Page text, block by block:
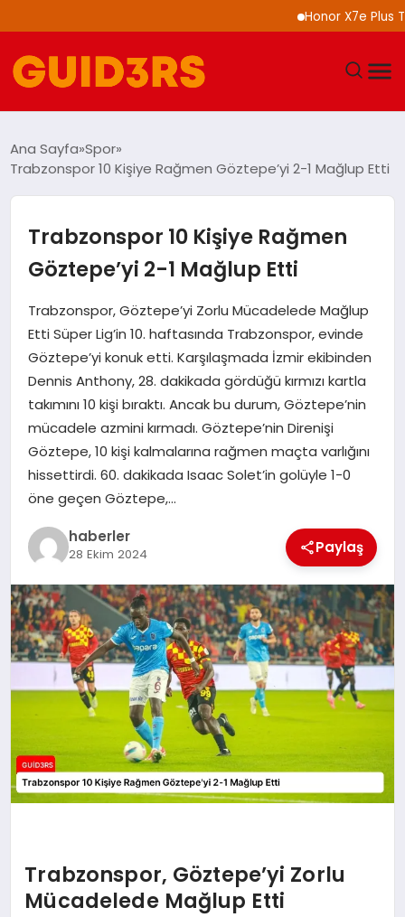
Honor X7e Plus
TEKNOLOJI
SPOR
SAĞLIK
EKONOMI
MAGAZIN
EĞITIM
Ana Sayfa Spor
Trabzonspor 10 Kişiye Rağmen Göztepe’yi 2-1 Mağlup Etti
Trabzonspor 10 Kişiye Rağmen
Göztepe’yi 2-1 Mağlup Etti
Trabzonspor, Göztepe’yi Zorlu Mücadelede Mağlup
Etti Süper Lig’in 10. haftasında Trabzonspor, evinde
Göztepe’yi konuk etti. Karşılaşmada İzmir ekibinden
Dennis Anthony, 28. dakikada gördüğü kırmızı kartla
takımını 10 kişi bıraktı. Ancak bu durum, Göztepe’nin
mücadele azmini kırmadı. Göztepe’nin Direnişi
Göztepe, 10 kişi kalmalarına rağmen maçta varlığını
hissettirdi. 60. dakikada Isaac Solet’in golüyle 1-0
öne geçen Göztepe,…
haberler
28 Ekim 2024 Paylaş
Trabzonspor, Göztepe’yi Zorlu
Mücadelede Mağlup Etti